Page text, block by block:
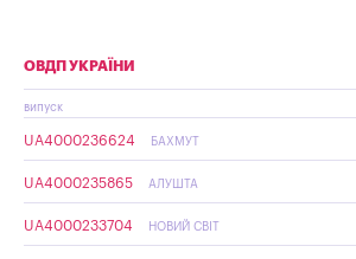
ОВДП УКРАЇНИ
випуск
UA4000236624 БАХМУТ
UA4000235865 АЛУШТА
UA4000233704 НОВИЙ СВІТ